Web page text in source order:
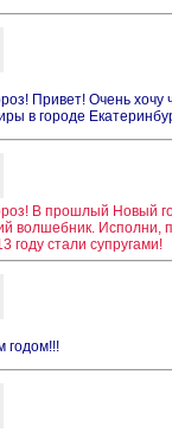
Привет! Очень
в городе
В прошлый Новый
волшебник. Исполни,
году стали супругами!
годом!!!